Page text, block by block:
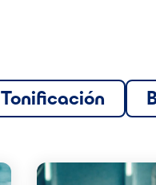
Tonificación